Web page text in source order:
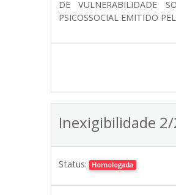
DE VULNERABILIDADE
PSICOSSOCIAL EMITIDO
Inexigibilidade
Status: Homologada